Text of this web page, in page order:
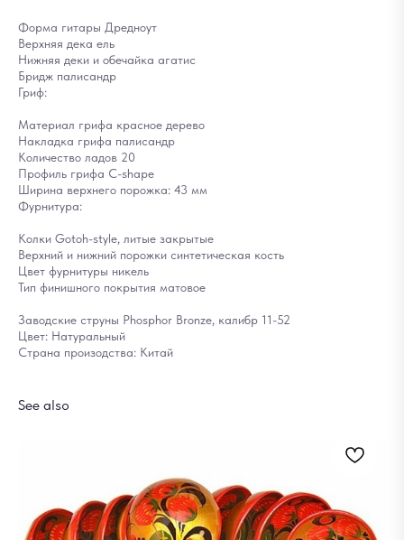
Форма гитары Дредноут
Верхняя дека ель
Нижняя деки и обечайка агатис
Бридж палисандр
Гриф:
Материал грифа красное дерево
Накладка грифа палисандр
Количество ладов 20
Профиль грифа C-shape
Ширина верхнего порожка: 43 мм
Фурнитура:
Колки Gotoh-style, литые закрытые
Верхний и нижний порожки синтетическая кость
Цвет фурнитуры никель
Тип финишного покрытия матовое
Заводские струны Phosphor Bronze, калибр 11-52
Цвет: Натуральный
Страна произодства: Китай
See also